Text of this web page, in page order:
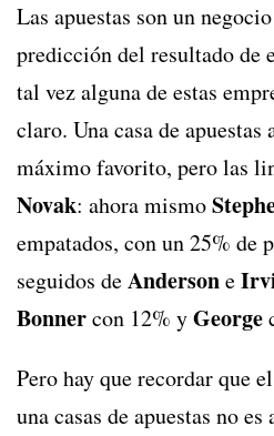
Las apuestas son un
predicción del resultado de
tal vez alguna de estas
claro. Una casa de apuestas
máximo favorito, pero las
Novak: ahora mismo
empatados, con un 25% de
seguidos deAndersone
Bonnercon 12% yGeorge
Pero hay que recordar que
una casas de apuestas no